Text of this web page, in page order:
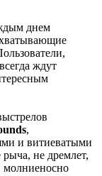
mifman.ru
в избранное.
отзывы и
днем
ждут
,
и витиеватыми
не дремлет,
молниеносно